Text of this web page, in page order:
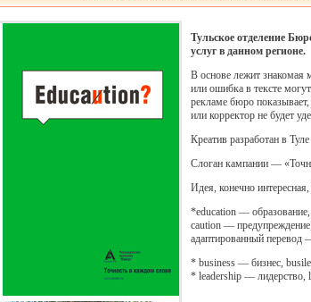
Тульское отделение
услуг в данном регионе.
В основе лежит знакомая
или ошибка в тексте
рекламе бюро
или корректор не будет
Креатив разработан в
Слоган кампании —
Идея, конечно
*education — образование,
caution —
адаптированный перевод
* business — бизнес,
* leadership — лидерство,